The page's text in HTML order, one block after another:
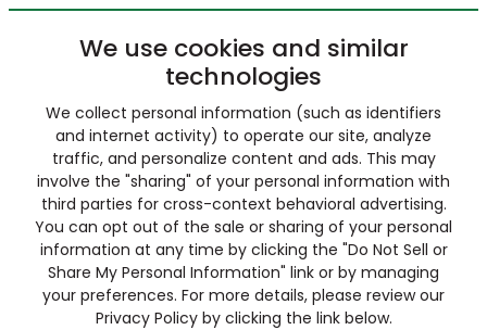
We use cookies and similar
technologies
We collect personal information (such as identifiers
and internet activity) to operate our site, analyze
traffic, and personalize content and ads. This may
involve the "sharing" of your personal information with
third parties for cross-context behavioral advertising.
You can opt out of the sale or sharing of your personal
information at any time by clicking the "Do Not Sell or
Share My Personal Information" link or by managing
your preferences. For more details, please review our
Privacy Policy by clicking the link below.